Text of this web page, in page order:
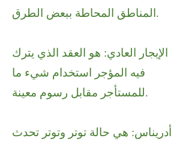
المناطق المحاطة ببعض الطرق.
الإيجار العادي: هو العقد الذي يترك
فيه المؤجر استخدام شيء ما
للمستأجر مقابل رسوم معينة.
أدريناس: هي حالة توتر وتوتر تحدث